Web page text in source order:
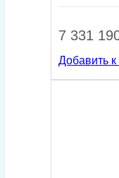
7 331
Добавить к